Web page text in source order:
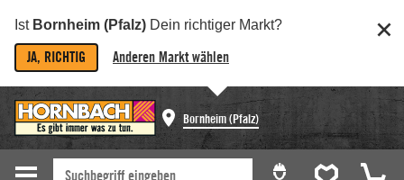
Ist Bornheim (Pfalz) Dein richtiger Markt?
JA, RICHTIG Anderen Markt wählen
Bornheim (Pfalz)